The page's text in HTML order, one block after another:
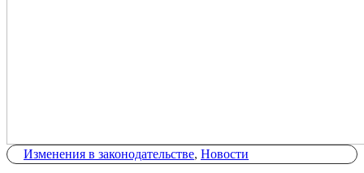
Изменения в законодательстве, Новости